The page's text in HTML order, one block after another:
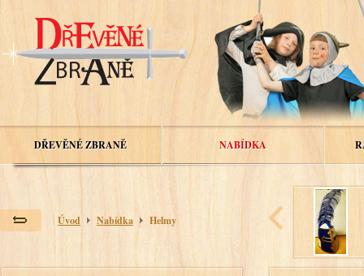
DŘEVĚNÉ ZBRANĚ NABÍDKA
Úvod Nabídka Helmy